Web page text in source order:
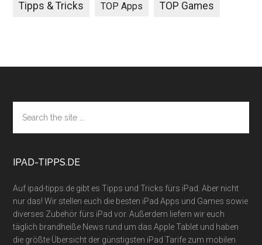
Tipps & Tricks TOP Apps TOP Games
Footer
the
site
IPAD-TIPPS.DE
Auf ipad-tipps.de gibt es Tipps und Tricks fürs iPad. Aber nicht
nur das! Wir stellen euch die besten iPad Apps und Games sowie
diverses Zubehör fürs iPad vor. Außerdem liefern wir euch
täglich brandheiße News rund um das Apple Tablet und haben
die größte Übersicht der günstigsten iPad Tarife zum mobilen